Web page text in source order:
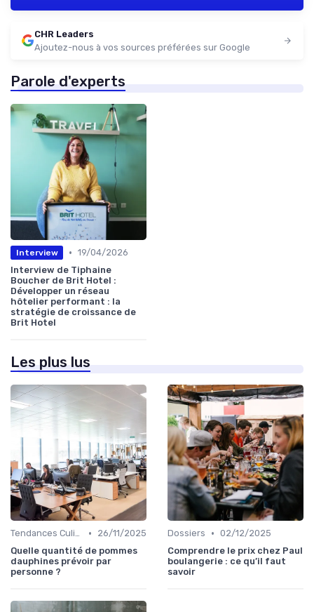
CHR Leaders
Ajoutez-nous à vos sources préférées sur Google
Parole d'experts
Interview • 19/04/2026
Interview de Tiphaine
Boucher de Brit Hotel :
Développer un réseau
hôtelier performant : la
stratégie de croissance de
Brit Hotel
Les plus lus
Tendances Culinaire •
26/11/2025
Quelle quantité de pommes
dauphines prévoir par
personne ?
Dossiers • 02/12/2025
Comprendre le prix chez Paul
boulangerie : ce qu’il faut
savoir